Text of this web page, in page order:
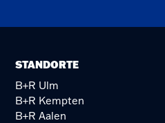
STANDORTE
B+R Ulm
B+R Kempten
B+R Aalen